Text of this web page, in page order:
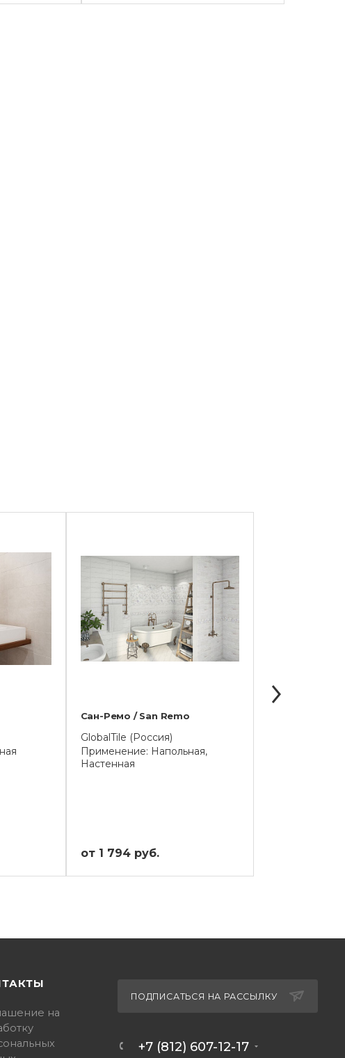
Сан-Ремо / San Remo
GlobalTile (Россия)
Применение: Напольная,
Настенная
от 1 794 руб.
на
ПОДПИСАТЬСЯ НА РАССЫЛКУ
+7 (812) 607-12-17